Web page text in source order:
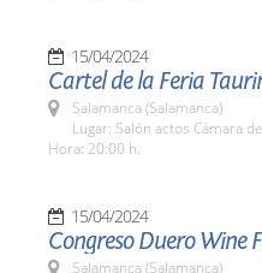
15/04/2024
Cartel de la Feria
Salamanca (Salamanca)
Lugar: Salón actos Cámara
Hora: 20:00 h.
15/04/2024
Congreso Duero Wine
Salamanca (Salamanca)